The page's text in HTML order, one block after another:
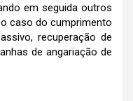
em seguida outros
caso do cumprimento
recuperação de
de angariação de